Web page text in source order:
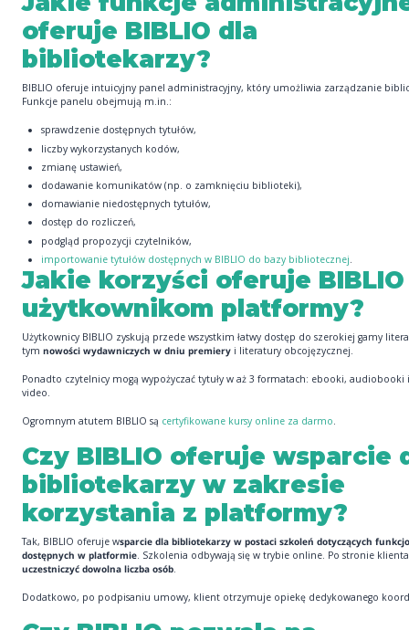
oferuje BIBLIO dla
bibliotekarzy?
BIBLIO oferuje intuicyjny panel administracyjny, który umożliwia zarządzanie
Funkcje panelu obejmują m.in.:
sprawdzenie dostępnych tytułów,
liczby wykorzystanych kodów,
zmianę ustawień,
dodawanie komunikatów (np. o zamknięciu biblioteki),
domawianie niedostępnych tytułów,
dostęp do rozliczeń,
podgląd propozycji czytelników,
importowanie tytułów dostępnych w BIBLIO do bazy bibliotecznej
Jakie korzyści oferuje BIBLIO
użytkownikom platformy?
Użytkownicy BIBLIO zyskują przede wszystkim łatwy dostęp do szerokiej gamy
tym nowości wydawniczych w dniu premiery i literatury obcojęzycznej.
Ponadto czytelnicy mogą wypożyczać tytuły w aż 3 formatach: ebooki, audiobooki
video.
Ogromnym atutem BIBLIO są certyfikowane kursy online za darmo
Czy BIBLIO oferuje wsparcie
bibliotekarzy w zakresie
korzystania z platformy?
Tak, BIBLIO oferuje wsparcie dla bibliotekarzy w postaci szkoleń dotyczących
dostępnych w platformie . Szkolenia odbywają się w trybie online. Po stronie
uczestniczyć dowolna liczba osób
Dodatkowo, po podpisaniu umowy, klient otrzymuje opiekę dedykowanego